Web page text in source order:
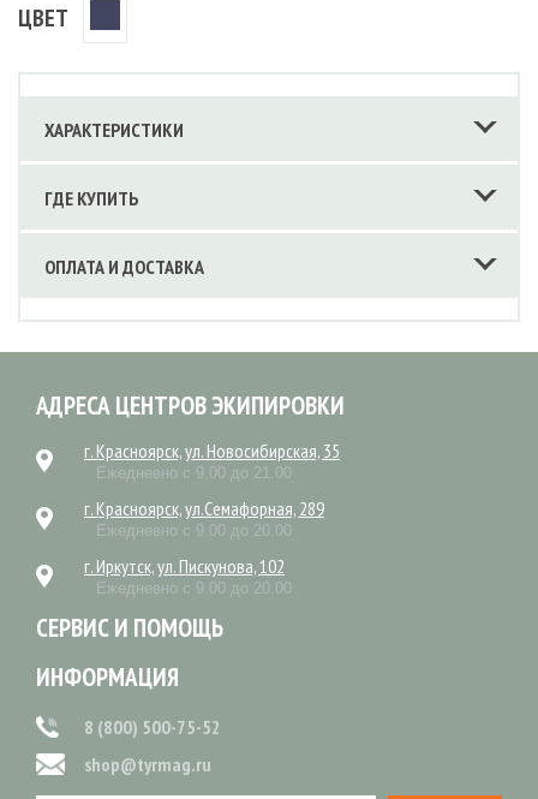
ЦВЕТ
ХАРАКТЕРИСТИКИ
ГДЕ КУПИТЬ
ОПЛАТА И ДОСТАВКА
АДРЕСА ЦЕНТРОВ ЭКИПИРОВКИ
г. Красноярск, ул. Новосибирская, 35
Ежедневно с 9.00 до 21.00
г. Красноярск, ул.Семафорная, 289
Ежедневно с 9.00 до 20.00
г. Иркутск, ул. Пискунова, 102
Ежедневно с 9.00 до 20.00
СЕРВИС И ПОМОЩЬ
ИНФОРМАЦИЯ
8 (800) 500-75-52
shop@tyrmag.ru